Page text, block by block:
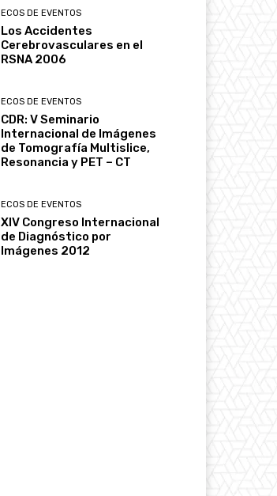
ECOS DE EVENTOS
Los Accidentes
Cerebrovasculares en el
RSNA 2006
ECOS DE EVENTOS
CDR: V Seminario
Internacional de Imágenes
de Tomografía Multislice,
Resonancia y PET – CT
ECOS DE EVENTOS
XIV Congreso Internacional
de Diagnóstico por
Imágenes 2012